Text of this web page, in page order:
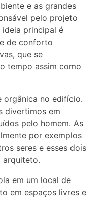
e as grandes
pelo projeto
principal é
de conforto
que se
tempo assim como
orgânica no edifício.
divertimos em
pelo homem. As
por exemplos
seres e esses dois
arquiteto.
em um local de
em espaços livres e